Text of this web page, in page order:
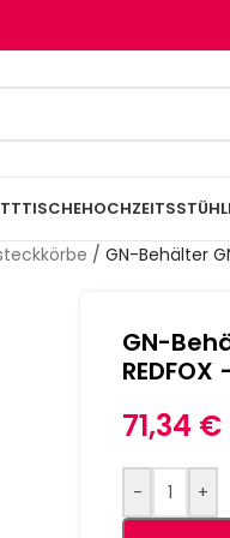
/ GN-Behälter
GN-
REDFOX
71,34 €
- +